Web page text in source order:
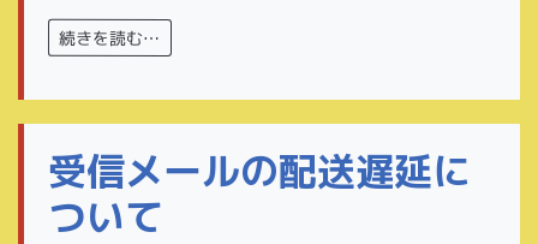
続きを読む…
受信メールの配送遅延に
ついて